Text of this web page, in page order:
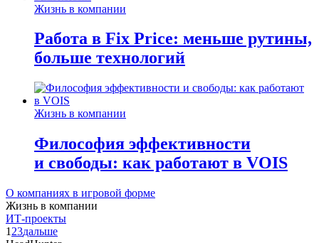
Жизнь в компании
Работа в Fix Price: меньше рутины,
больше технологий
Жизнь в компании
Философия эффективности
и свободы: как работают в VOIS
О компаниях в игровой форме
Жизнь в компании
ИТ-проекты
1 23дальше